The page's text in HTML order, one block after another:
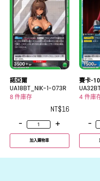
諾亞爾
UA18BT_NIK-1-073R
8 件庫存
NT$16
-
+
加入購物車
賽卡-
C
4 件庫
-